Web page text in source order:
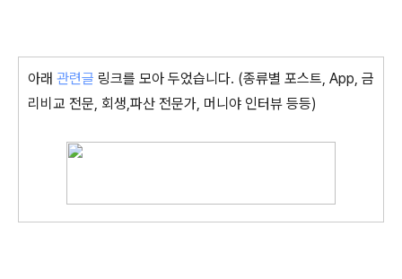
아래 관련글 링크를 모아 두었습니다. (종류별 포스트, App, 금
리비교 전문, 회생,파산 전문가, 머니야 인터뷰 등등)